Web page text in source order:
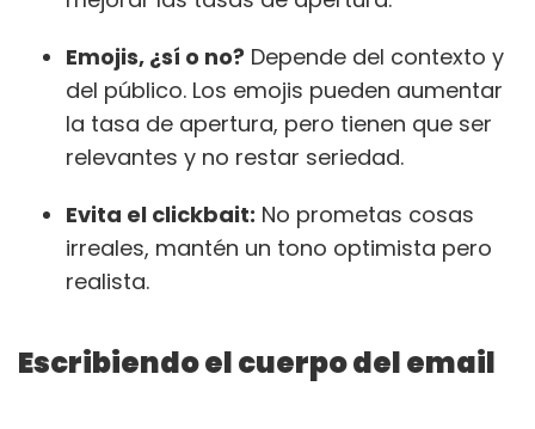
Emojis, ¿sí o no? Depende del contexto y
del público. Los emojis pueden aumentar
la tasa de apertura, pero tienen que ser
relevantes y no restar seriedad.
Evita el clickbait: No prometas cosas
irreales, mantén un tono optimista pero
realista.
Escribiendo el cuerpo del email